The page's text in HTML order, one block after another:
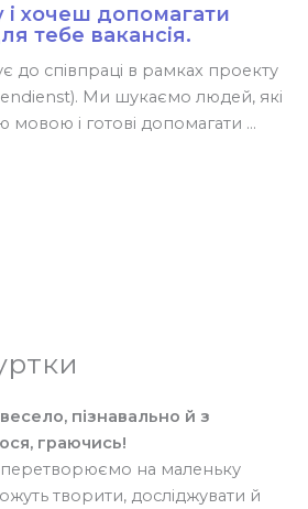
хочеш допомагати
тебе вакансія.
до співпраці в рамках проекту
Ми шукаємо людей, які
мовою і готові допомагати ...
пізнавально й з
граючись!
на маленьку
творити, досліджувати й